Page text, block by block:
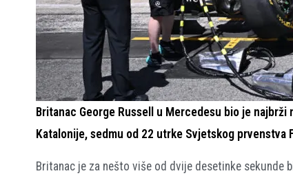
Britanac George Russell u Mercedesu bio je
Katalonije, sedmu od 22 utrke Svjetskog
Britanac je za nešto više od dvije desetinke sekunde